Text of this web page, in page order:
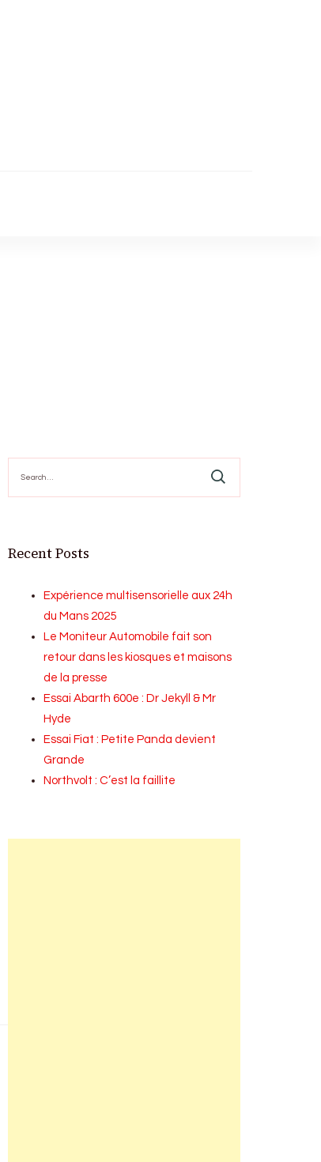
for:
Recent Posts
Expérience multisensorielle aux 24h
du Mans 2025
Le Moniteur Automobile fait son
retour dans les kiosques et maisons
de la presse
Essai Abarth 600e : Dr Jekyll & Mr
Hyde
Essai Fiat : Petite Panda devient
Grande
Northvolt : C’est la faillite